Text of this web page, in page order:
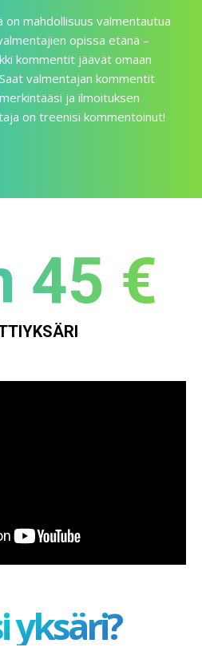
on mahdollisuus valmentautua
opissa etänä –
kommentit jäävät omaan
valmentajan kommentit
ja ilmoituksen
on treenisi kommentoinut!
45 €
yksäri?